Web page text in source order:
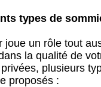
types de
joue un rôle tout
la qualité de
plusieurs
proposés :